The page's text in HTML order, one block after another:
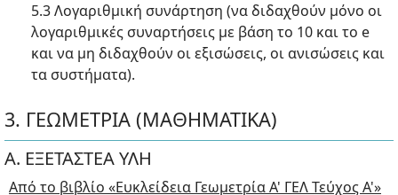
5.3 Λογαριθμική συνάρτηση (να διδαχθούν μόνο οι
λογαριθμικές συναρτήσεις με βάση το 10 και το e
και να μη διδαχθούν οι εξισώσεις, οι ανισώσεις και
τα συστήματα).
3. ΓΕΩΜΕΤΡΙΑ (ΜΑΘΗΜΑΤΙΚΑ)
Α. ΕΞΕΤΑΣΤΕΑ ΥΛΗ
Από το βιβλίο «Ευκλείδεια Γεωμετρία Α' ΓΕΛ Τεύχος Α'»